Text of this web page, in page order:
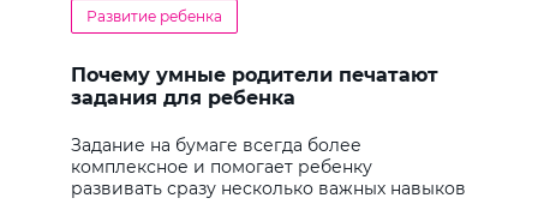
Развитие ребенка
Почему умные родители печатают
задания для ребенка
Задание на бумаге всегда более
комплексное и помогает ребенку
развивать сразу несколько важных навыков